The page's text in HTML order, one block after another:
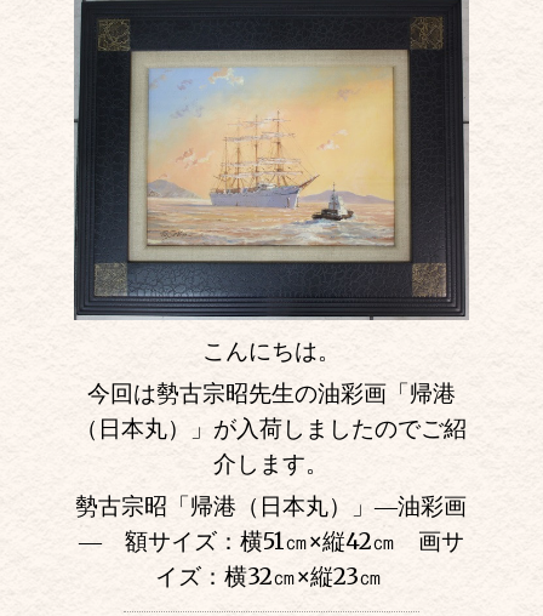
こんにちは。
今回は勢古宗昭先生の油彩画「帰港
（日本丸）」が入荷しましたのでご紹
介します。
勢古宗昭「帰港（日本丸）」―油彩画
― 額サイズ：横51㎝×縦42㎝ 画サ
イズ：横32㎝×縦23㎝